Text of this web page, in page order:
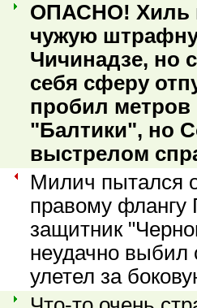
ОПАСНО! Хиль
чужую
Чичинадзе, но
себя сферу
пробил
"Балтики", но
выстрелом
Милич пытался
правому флангу
защитник
неудачно выбил
улетел за